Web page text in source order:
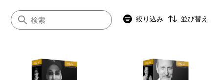
すべて
絞り込み 並び替え